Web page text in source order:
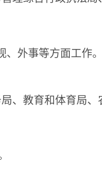
、外事等方面工作。
、 教育和体育局、